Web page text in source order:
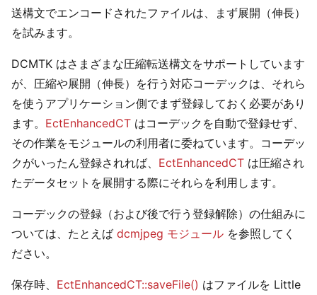
送構文でエンコードされたファイルは、まず展開（伸長）
を試みます。
DCMTK はさまざまな圧縮転送構文をサポートしています
が、圧縮や展開（伸長）を行う対応コーデックは、それら
を使うアプリケーション側でまず登録しておく必要があり
ます。 EctEnhancedCT はコーデックを自動で登録せず、
その作業をモジュールの利用者に委ねています。コーデッ
クがいったん登録されれば、 EctEnhancedCT は圧縮され
たデータセットを展開する際にそれらを利用します。
コーデックの登録（および後で行う登録解除）の仕組みに
ついては、たとえば dcmjpeg モジュール を参照してく
ださい。
保存時、 EctEnhancedCT::saveFile() はファイルを Little